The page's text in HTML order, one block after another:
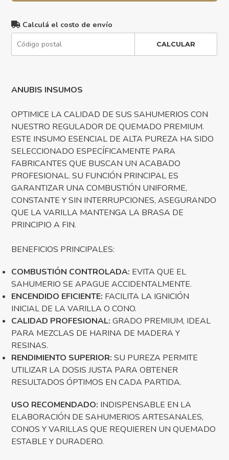
Calculá el costo de envío
CALCULAR
ANUBIS INSUMOS
OPTIMICE LA CALIDAD DE SUS SAHUMERIOS CON
NUESTRO REGULADOR DE QUEMADO PREMIUM.
ESTE INSUMO ESENCIAL DE ALTA PUREZA HA SIDO
SELECCIONADO ESPECÍFICAMENTE PARA
FABRICANTES QUE BUSCAN UN ACABADO
PROFESIONAL. SU FUNCIÓN PRINCIPAL ES
GARANTIZAR UNA COMBUSTIÓN UNIFORME,
CONSTANTE Y SIN INTERRUPCIONES, ASEGURANDO
QUE LA VARILLA MANTENGA LA BRASA DE
PRINCIPIO A FIN.
BENEFICIOS PRINCIPALES:
COMBUSTIÓN CONTROLADA: EVITA QUE EL
SAHUMERIO SE APAGUE ACCIDENTALMENTE.
ENCENDIDO EFICIENTE: FACILITA LA IGNICIÓN
INICIAL DE LA VARILLA O CONO.
CALIDAD PROFESIONAL: GRADO PREMIUM, IDEAL
PARA MEZCLAS DE HARINA DE MADERA Y
RESINAS.
RENDIMIENTO SUPERIOR: SU PUREZA PERMITE
UTILIZAR LA DOSIS JUSTA PARA OBTENER
RESULTADOS ÓPTIMOS EN CADA PARTIDA.
USO RECOMENDADO: INDISPENSABLE EN LA
ELABORACIÓN DE SAHUMERIOS ARTESANALES,
CONOS Y VARILLAS QUE REQUIEREN UN QUEMADO
ESTABLE Y DURADERO.